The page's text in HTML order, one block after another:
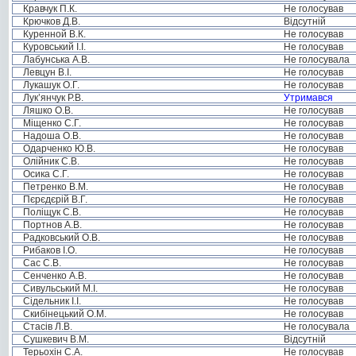
Кравчук П.К.
Не голосував
Крючков Д.В.
Відсутній
Куренной В.К.
Не голосував
Куровський І.І.
Не голосував
Лабунська А.В.
Не голосувала
Левцун В.І.
Не голосував
Лукашук О.Г.
Не голосував
Лук’янчук Р.В.
Утримався
Ляшко О.В.
Не голосував
Міщенко С.Г.
Не голосував
Надоша О.В.
Не голосував
Одарченко Ю.В.
Не голосував
Олійник С.В.
Не голосував
Осика С.Г.
Не голосував
Петренко В.М.
Не голосував
Пєрєдєрій В.Г.
Не голосував
Поліщук С.В.
Не голосував
Портнов А.В.
Не голосував
Радковський О.В.
Не голосував
Рибаков І.О.
Не голосував
Сас С.В.
Не голосував
Сенченко А.В.
Не голосував
Сивульський М.І.
Не голосував
Сідельник І.І.
Не голосував
Скибінецький О.М.
Не голосував
Стасів Л.В.
Не голосувала
Сушкевич В.М.
Відсутній
Терьохін С.А.
Не голосував